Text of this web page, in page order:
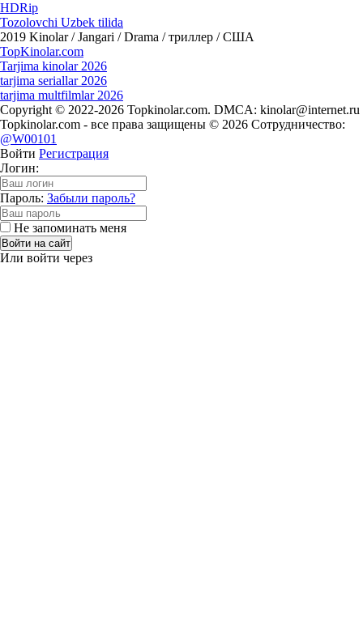
HDRip
Tozolovchi Uzbek tilida
2019 Kinolar / Jangari / Drama / триллер / США
TopKinolar.com
Tarjima kinolar 2026
tarjima seriallar 2026
tarjima multfilmlar 2026
Copyright © 2022-2026 Topkinolar.com. DMCA: kinolar@internet.ru
Topkinolar.com - все права защищены © 2026 Сотрудничество:
@W00101
Войти Регистрация
Логин:
Пароль: Забыли пароль?
Не запоминать меня
Войти на сайт
Или войти через